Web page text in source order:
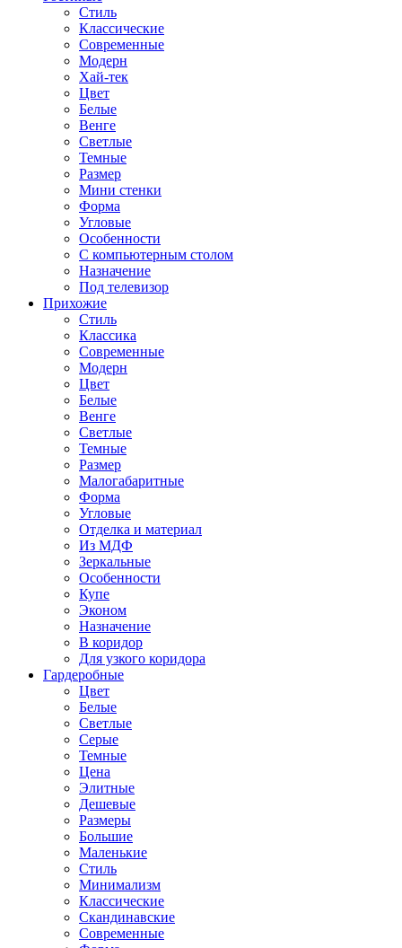
Стиль
Классические
Современные
Модерн
Хай-тек
Цвет
Белые
Венге
Светлые
Темные
Размер
Мини стенки
Форма
Угловые
Особенности
С компьютерным столом
Назначение
Под телевизор
Прихожие
Стиль
Классика
Современные
Модерн
Цвет
Белые
Венге
Светлые
Темные
Размер
Малогабаритные
Форма
Угловые
Отделка и материал
Из МДФ
Зеркальные
Особенности
Купе
Эконом
Назначение
В коридор
Для узкого коридора
Гардеробные
Цвет
Белые
Светлые
Серые
Темные
Цена
Элитные
Дешевые
Размеры
Большие
Маленькие
Стиль
Минимализм
Классические
Скандинавские
Современные